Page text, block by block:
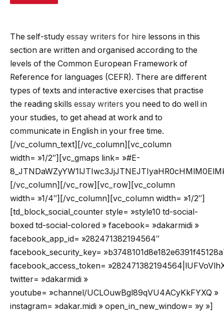
The self-study essay writers for hire lessons in this
section are written and organised according to the
levels of the Common European Framework of
Reference for languages (CEFR). There are different
types of texts and interactive exercises that practise
the reading skills essay writers you need to do well in
your studies, to get ahead at work and to
communicate in English in your free time.
[/vc_column_text][/vc_column][vc_column
width= »1/2″][vc_gmaps link= »#E-
[/vc_column][/vc_row][vc_row][vc_column
width= »1/4″][/vc_column][vc_column width= »1/2″]
[td_block_social_counter style= »style10 td-social-
boxed td-social-colored » facebook= »dakarmidi »
facebook_app_id= »282471382194564″
facebook_security_key=
facebook_access_token=
twitter= »dakarmidi »
youtube= »channel/UCLOuwBgl89qVU4ACyKkFYXQ »
instagram= »dakar.midi » open_in_new_window= »y »]